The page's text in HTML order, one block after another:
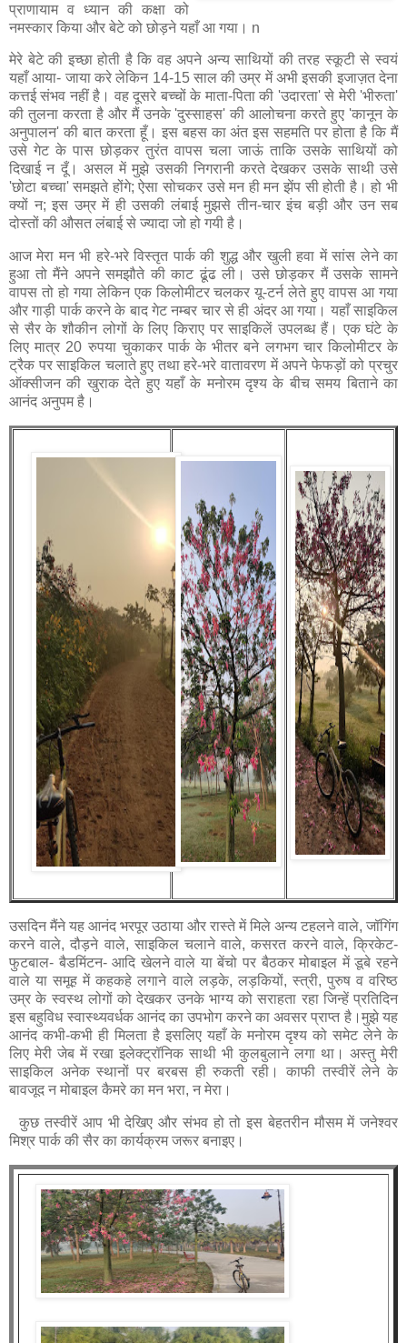
प्राणायाम व ध्यान की कक्षा को
नमस्कार किया और बेटे को छोड़ने यहाँ आ गया। n
मेरे बेटे की इच्छा होती है कि वह अपने अन्य साथियों की तरह स्कूटी से स्वयं
यहाँ आया- जाया करे लेकिन 14-15 साल की उम्र में अभी इसकी इजाज़त देना
कत्तई संभव नहीं है। वह दूसरे बच्चों के माता-पिता की 'उदारता' से मेरी 'भीरुता'
की तुलना करता है और मैं उनके 'दुस्साहस' की आलोचना करते हुए 'कानून के
अनुपालन' की बात करता हूँ। इस बहस का अंत इस सहमति पर होता है कि मैं
उसे गेट के पास छोड़कर तुरंत वापस चला जाऊं ताकि उसके साथियों को
दिखाई न दूँ। असल में मुझे उसकी निगरानी करते देखकर उसके साथी उसे
'छोटा बच्चा' समझते होंगे; ऐसा सोचकर उसे मन ही मन झेंप सी होती है। हो भी
क्यों न; इस उम्र में ही उसकी लंबाई मुझसे तीन-चार इंच बड़ी और उन सब
दोस्तों की औसत लंबाई से ज्यादा जो हो गयी है।
आज मेरा मन भी हरे-भरे विस्तृत पार्क की शुद्ध और खुली हवा में सांस लेने का
हुआ तो मैंने अपने समझौते की काट ढूंढ ली। उसे छोड़कर मैं उसके सामने
वापस तो हो गया लेकिन एक किलोमीटर चलकर यू-टर्न लेते हुए वापस आ गया
और गाड़ी पार्क करने के बाद गेट नम्बर चार से ही अंदर आ गया। यहाँ साइकिल
से सैर के शौकीन लोगों के लिए किराए पर साइकिलें उपलब्ध हैं। एक घंटे के
लिए मात्र 20 रुपया चुकाकर पार्क के भीतर बने लगभग चार किलोमीटर के
ट्रैक पर साइकिल चलाते हुए तथा हरे-भरे वातावरण में अपने फेफड़ों को प्रचुर
ऑक्सीजन की खुराक देते हुए यहाँ के मनोरम दृश्य के बीच समय बिताने का
आनंद अनुपम है।
उसदिन मैंने यह आनंद भरपूर उठाया और रास्ते में मिले अन्य टहलने वाले, जॉगिंग
करने वाले, दौड़ने वाले, साइकिल चलाने वाले, कसरत करने वाले, क्रिकेट-
फुटबाल- बैडमिंटन- आदि खेलने वाले या बेंचो पर बैठकर मोबाइल में डूबे रहने
वाले या समूह में कहकहे लगाने वाले लड़के, लड़कियों, स्त्री, पुरुष व वरिष्ठ
उम्र के स्वस्थ लोगों को देखकर उनके भाग्य को सराहता रहा जिन्हें प्रतिदिन
इस बहुविध स्वास्थ्यवर्धक आनंद का उपभोग करने का अवसर प्राप्त है।मुझे यह
आनंद कभी-कभी ही मिलता है इसलिए यहाँ के मनोरम दृश्य को समेट लेने के
लिए मेरी जेब में रखा इलेक्ट्रॉनिक साथी भी कुलबुलाने लगा था। अस्तु मेरी
साइकिल अनेक स्थानों पर बरबस ही रुकती रही। काफी तस्वीरें लेने के
बावजूद न मोबाइल कैमरे का मन भरा, न मेरा।
कुछ तस्वीरें आप भी देखिए और संभव हो तो इस बेहतरीन मौसम में जनेश्वर
मिश्र पार्क की सैर का कार्यक्रम जरूर बनाइए।